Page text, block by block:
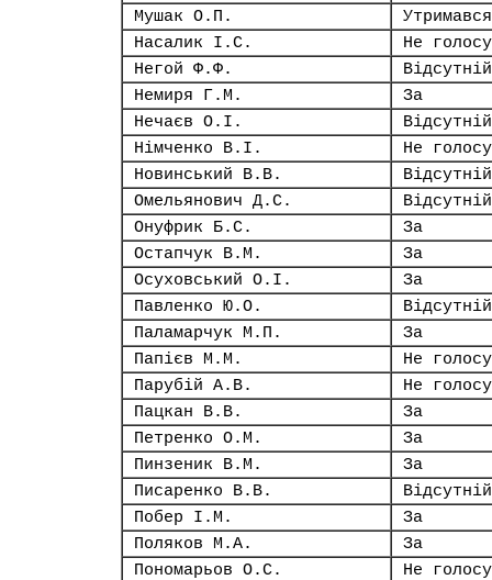
Мушак О.П.
Утримався
Насалик І.С.
Не
Негой Ф.Ф.
Відсутній
Немиря Г.М.
За
Нечаєв О.І.
Відсутній
Німченко В.І.
Не
Новинський В.В.
Відсутній
Омельянович Д.С.
Відсутній
Онуфрик Б.С.
За
Остапчук В.М.
За
Осуховський О.І.
За
Павленко Ю.О.
Відсутній
Паламарчук М.П.
За
Папієв М.М.
Не
Парубій А.В.
Не
Пацкан В.В.
За
Петренко О.М.
За
Пинзеник В.М.
За
Писаренко В.В.
Відсутній
Побер І.М.
За
Поляков М.А.
За
Пономарьов О.С.
Не